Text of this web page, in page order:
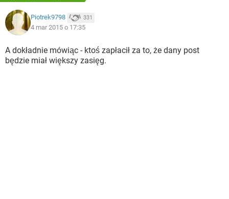
Piotrek9798 331
4 mar 2015 o 17:35
A dokładnie mówiąc - ktoś zapłacił za to, że dany post
będzie miał większy zasięg.